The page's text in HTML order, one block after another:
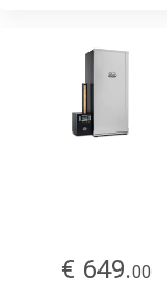
€ 649.00